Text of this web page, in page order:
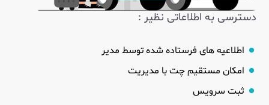
دسترسی به اطلاعاتی نظیر :
اطلاعیه های فرستاده شده توسط مدیر
امکان مستقیم چت با مدیریت
ثبت سرویس